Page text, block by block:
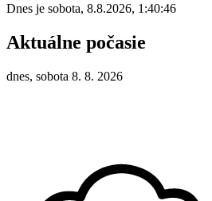
Dnes je sobota, 8.8.2026, 1:40:46
Aktuálne počasie
dnes, sobota 8. 8. 2026